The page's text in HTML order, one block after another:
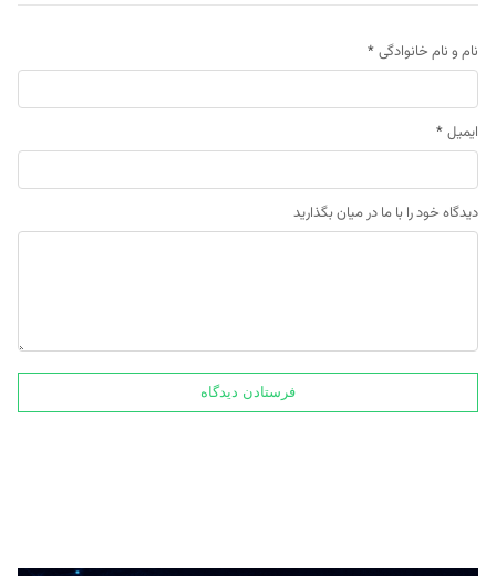
نام و نام خانوادگی *
ایمیل *
دیدگاه خود را با ما در میان بگذارید